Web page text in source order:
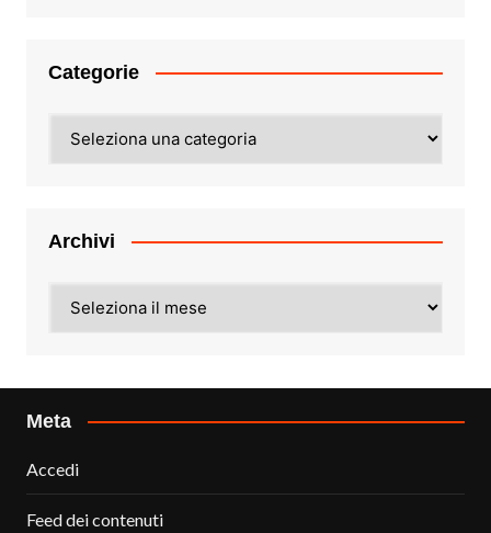
Categorie
Archivi
Meta
Accedi
Feed dei contenuti